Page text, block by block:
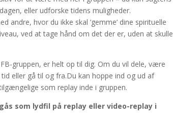
eller udforske tidens muligheder.
andre, hvor du ikke skal ’gemme’ dine spirituelle
ved at tage hånd om det der er, uden at skulle
gruppen, er helt op til dig. Om du vil dele, være
eller gå til og fra.Du kan hoppe ind og ud af
som replay inde i gruppen.
som lydfil på replay eller video-replay i